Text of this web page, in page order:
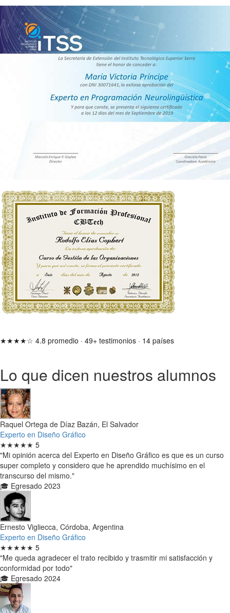
★★★★☆ 4.8 promedio · 49+ testimonios · 14 países
Lo que dicen nuestros alumnos
Raquel Ortega de Díaz Bazán, El Salvador
Experto en Diseño Gráfico
★★★★★ 5
"Mi opinión acerca del Experto en Diseño Gráfico es que es un curso
super completo y considero que he aprendido muchísimo en el
transcurso del mismo."
🎓 Egresado 2023
Ernesto Vigliecca, Córdoba, Argentina
Experto en Diseño Gráfico
★★★★★ 5
"Me queda agradecer el trato recibido y trasmitir mi satisfacción y
conformidad por todo"
🎓 Egresado 2024